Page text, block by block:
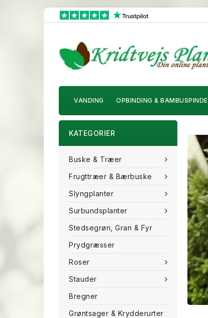
VANDING OPBINDING & BAMBUSPINDE
KATEGORIER
Buske & Træer
Frugttræer & Bærbuske
Slyngplanter
Surbundsplanter
Stedsegrøn, Gran & Fyr
Prydgræsser
Roser
Stauder
Bregner
Grøntsager & Krydderurter